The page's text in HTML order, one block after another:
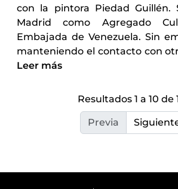
con la pintora Piedad Guillén.
Madrid como Agregado
Embajada de Venezuela. Sin
manteniendo el contacto con
Leer más
Resultados 1 a 10 de
Previa